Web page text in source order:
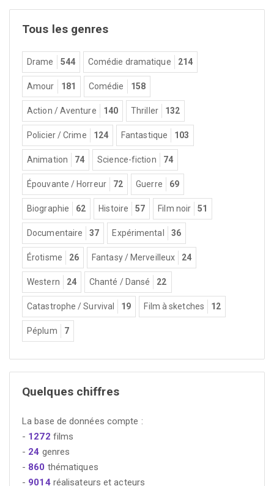
Tous les genres
Drame 544 Comédie dramatique 214
Amour 181 Comédie 158
Action / Aventure 140 Thriller 132
Policier / Crime 124 Fantastique 103
Animation 74 Science-fiction 74
Épouvante / Horreur 72 Guerre 69
Biographie 62 Histoire 57 Film noir 51
Documentaire 37 Expérimental 36
Érotisme 26 Fantasy / Merveilleux 24
Western 24 Chanté / Dansé 22
Catastrophe / Survival 19 Film à sketches 12
Péplum 7
Quelques chiffres
La base de données compte :
- 1272 films
- 24 genres
- 860 thématiques
- 9014réalisateurs et acteurs